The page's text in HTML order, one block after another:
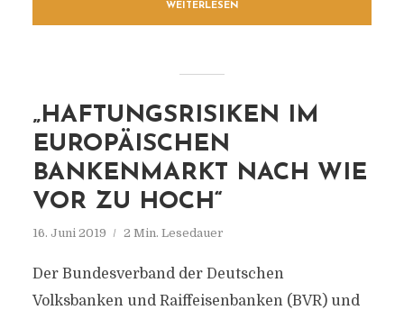
WEITERLESEN
„HAFTUNGSRISIKEN IM
EUROPÄISCHEN
BANKENMARKT NACH WIE
VOR ZU HOCH“
16. Juni 2019 2 Min. Lesedauer
Der Bundesverband der Deutschen
Volksbanken und Raiffeisenbanken (BVR) und